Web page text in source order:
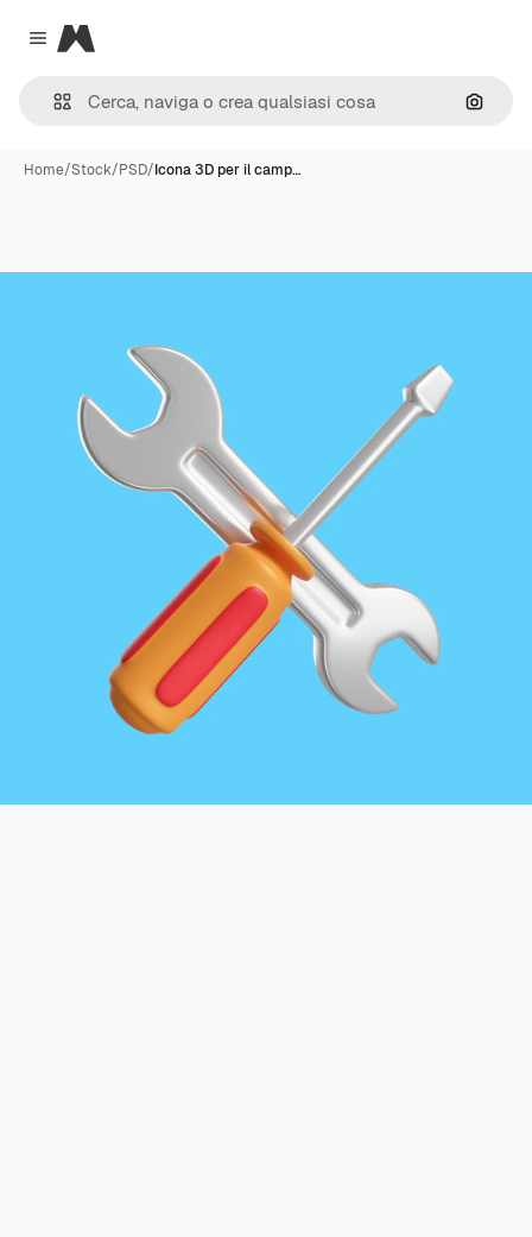
Close menu
Magnific
Cerca
Home/Stock/PSD/Icona 3D per il camp…